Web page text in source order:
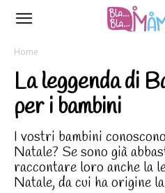
Home
La leggenda di
per i bambini
I vostri bambini
Natale? Se sono già
raccontare loro anche la
Natale, da cui ha origine